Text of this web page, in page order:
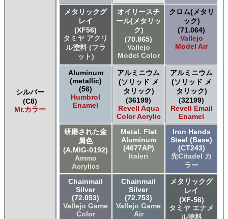
シルバー
(C8)
Mr.カラー
メタリックグ
レイ
(XF56)
タミヤ アクリ
ル塗料 (フラ
ット)
オイリースチ
ール(メタリッ
ク)
(70.865)
Vallejo
Model Color
クロム(メタリ
ック)
(71.064)
Vallejo
Model Air
Aluminum
(metallic)
(56)
Humbrol
Enamel
アルミニウム
(ソリッド メ
タリック)
(36199)
Revell Aqua
Color Acrylic
アルミニウム
(ソリッド メ
タリック)
(32199)
Revell Email
Enamel
研磨された金
属色
(A.MIG-0192)
Ammo
Acrylics
Metal. Flat
Aluminum
(4677AP)
Italeri
Iron Hands
Steel (Base)
(CT243)
先Citadel カ
ラー
Chainmail
Silver
(72.053)
Vallejo Game
Color
Chainmail
Silver
(72.753)
Vallejo Game
Air
メタリックグ
レイ
(XF-56)
タミヤ エナメ
ル塗料